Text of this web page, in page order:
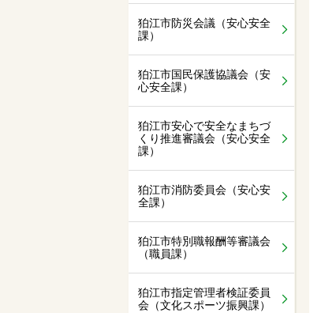
狛江市防災会議（安心安全
課）
狛江市国民保護協議会（安
心安全課）
狛江市安心で安全なまちづ
くり推進審議会（安心安全
課）
狛江市消防委員会（安心安
全課）
狛江市特別職報酬等審議会
（職員課）
狛江市指定管理者検証委員
会（文化スポーツ振興課）